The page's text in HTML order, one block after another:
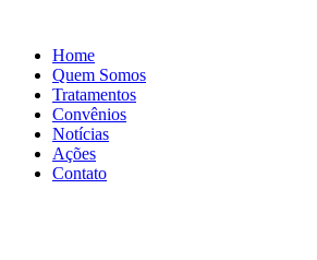
Home
Quem Somos
Tratamentos
Convênios
Notícias
Ações
Contato